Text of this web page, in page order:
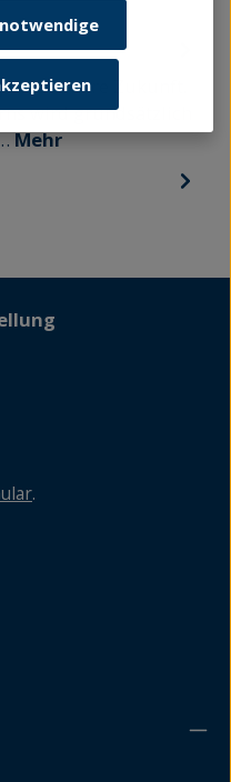
und ihre Zukunft.
wird grundsätzlich
Mehr
.